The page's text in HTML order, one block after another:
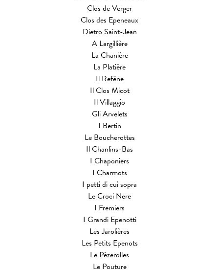
Clos de Verger
Clos des Epeneaux
Dietro Saint-Jean
A Largillière
La Chanière
La Platière
Il Refène
Il Clos Micot
Il Villaggio
Gli Arvelets
I Bertin
Le Boucherottes
Il Chanlins-Bas
I Chaponiers
I Charmots
I petti di cui sopra
Le Croci Nere
I Fremiers
I Grandi Epenotti
Les Jarolières
Les Petits Epenots
Le Pézerolles
Le Pouture